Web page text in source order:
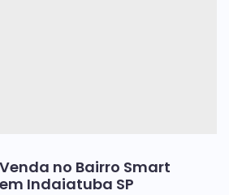
no Bairro Smart
Indaiatuba SP